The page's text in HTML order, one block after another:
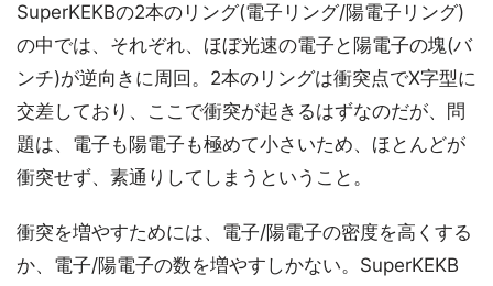
SuperKEKBの2本のリング(電子リング/陽電子リング)
の中では、それぞれ、ほぼ光速の電子と陽電子の塊(バ
ンチ)が逆向きに周回。2本のリングは衝突点でX字型に
交差しており、ここで衝突が起きるはずなのだが、問
題は、電子も陽電子も極めて小さいため、ほとんどが
衝突せず、素通りしてしまうということ。
衝突を増やすためには、電子/陽電子の密度を高くする
か、電子/陽電子の数を増やすしかない。SuperKEKB